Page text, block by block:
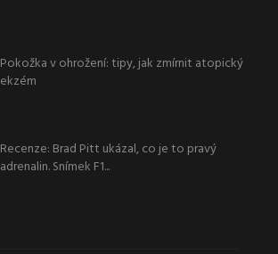
Pokožka v ohrožení: tipy, jak zmírnit atopický
ekzém
Recenze: Brad Pitt ukázal, co je to pravý
adrenalin. Snímek F1...